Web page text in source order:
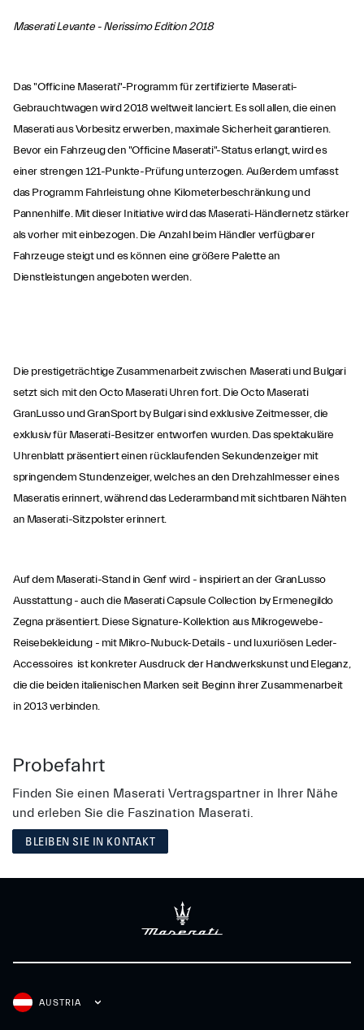
Maserati Levante - Nerissimo Edition 2018
Das "Officine Maserati"-Programm für zertifizierte Maserati-
Gebrauchtwagen wird 2018 weltweit lanciert. Es soll allen, die einen
Maserati aus Vorbesitz erwerben, maximale Sicherheit garantieren.
Bevor ein Fahrzeug den "Officine Maserati"-Status erlangt, wird es
einer strengen 121-Punkte-Prüfung unterzogen. Außerdem umfasst
das Programm Fahrleistung ohne Kilometerbeschränkung und
Pannenhilfe. Mit dieser Initiative wird das Maserati-Händlernetz stärker
als vorher mit einbezogen. Die Anzahl beim Händler verfügbarer
Fahrzeuge steigt und es können eine größere Palette an
Dienstleistungen angeboten werden.
Die prestigeträchtige Zusammenarbeit zwischen Maserati und Bulgari
setzt sich mit den Octo Maserati Uhren fort. Die Octo Maserati
GranLusso und GranSport by Bulgari sind exklusive Zeitmesser, die
exklusiv für Maserati-Besitzer entworfen wurden. Das spektakuläre
Uhrenblatt präsentiert einen rücklaufenden Sekundenzeiger mit
springendem Stundenzeiger, welches an den Drehzahlmesser eines
Maseratis erinnert, während das Lederarmband mit sichtbaren Nähten
an Maserati-Sitzpolster erinnert.
Auf dem Maserati-Stand in Genf wird - inspiriert an der GranLusso
Ausstattung - auch die Maserati Capsule Collection by Ermenegildo
Zegna präsentiert. Diese Signature-Kollektion aus Mikrogewebe-
Reisebekleidung - mit Mikro-Nubuck-Details - und luxuriösen Leder-
Accessoires ist konkreter Ausdruck der Handwerkskunst und Eleganz,
die die beiden italienischen Marken seit Beginn ihrer Zusammenarbeit
in 2013 verbinden.
Probefahrt
Finden Sie einen Maserati Vertragspartner in Ihrer Nähe
und erleben Sie die Faszination Maserati.
BLEIBEN SIE IN KONTAKT
AUSTRIA